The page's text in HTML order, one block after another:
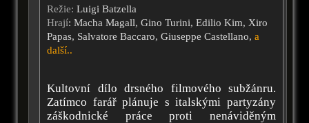
Režie: Luigi Batzella
Hrají: Macha Magall, Gino Turini, Edilio Kim, Xiro
Papas, Salvatore Baccaro, Giuseppe Castellano, a
další..
Kultovní dílo drsného filmového subžánru.
Zatímco farář plánuje s italskými partyzány
záškodnické práce proti nenáviděným